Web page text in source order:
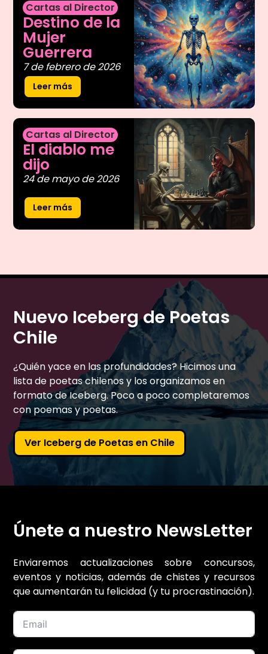
Cartas al Director
Destino de la
Mujer
Guerrera
7 de febrero de 2026
Leer más
Cartas al Director
El diablo me
dijo
24 de mayo de 2026
Leer más
Nuevo Iceberg de Poetas
Chile
¿Quién yace en las profundidades? Hicimos una
lista de poetas chilenos y los organizamos en
formato de Iceberg. Poco a poco completaremos
con poemas y poetas.
Ver Iceberg de Poetas en Chile
Únete a nuestro NewsLetter
Enviaremos actualizaciones sobre concursos,
eventos y noticias, además de chistes y recursos
que aumentarán tu felicidad (y tu procrastinación).